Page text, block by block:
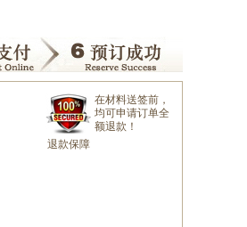
在材料送签前，
均可申请订单全
额退款！
退款保障